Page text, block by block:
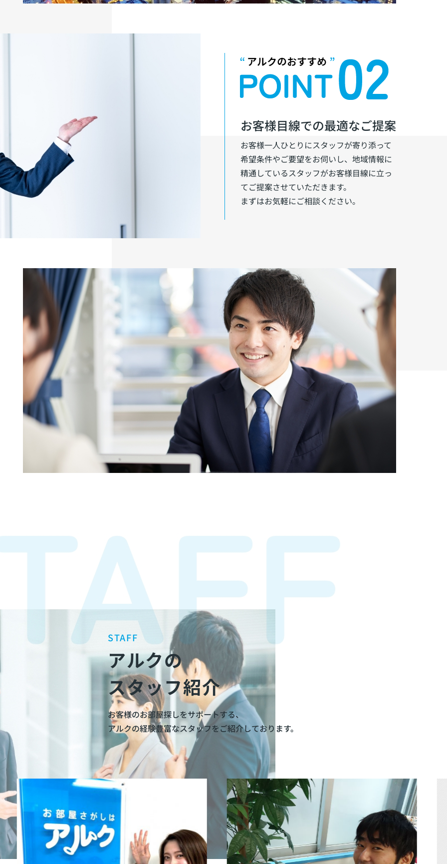
お客様目線での最適なご提案
お客様一人ひとりにスタッフが寄り添って
希望条件やご要望をお伺いし、地域情報に
精通しているスタッフがお客様目線に立っ
てご提案させていただきます。
まずはお気軽にご相談ください。
STAFF
アルクの
スタッフ紹介
お客様のお部屋探しをサポートする、
アルクの経験豊富なスタッフをご紹介しております。